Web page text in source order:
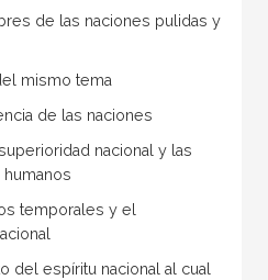
de las naciones pulidas y
mismo tema
de las naciones
nacional y las
temporales y el
del espíritu nacional al cual